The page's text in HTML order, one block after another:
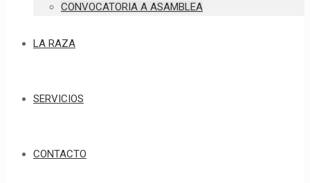
CONVOCATORIA A ASAMBLEA
LA RAZA
SERVICIOS
CONTACTO